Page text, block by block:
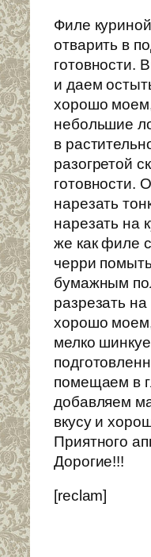
Филе
отварить в
готовности.
и даем
хорошо
небольшие
в
разогретой
готовности.
нарезать
нарезать на
же как филе
черри
бумажным
разрезать
хорошо
мелко
помещаем в
добавляем
вкусу и
Приятного
Дорогие!!!
[reclam]